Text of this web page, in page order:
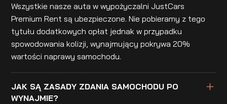
Wszystkie nasze auta w wypożyczalni JustCars
Premium Rent są ubezpieczone. Nie pobieramy z tego
tytułu dodatkowych opłat jednak w przypadku
spowodowania kolizji, wynajmujący pokrywa 20%
wartości naprawy samochodu.
JAK SĄ ZASADY ZDANIA SAMOCHODU PO
WYNAJMIE?